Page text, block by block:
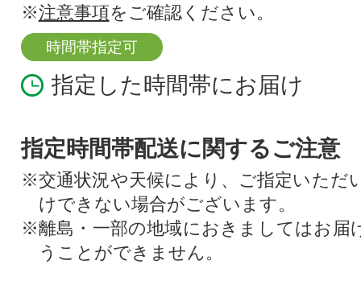
※注意事項をご確認ください。
時間帯指定可
指定した時間帯にお届け
指定時間帯配送に関するご注意
※交通状況や天候により、ご指定いただ
けできない場合がございます。
※離島・一部の地域におきましてはお届
うことができません。